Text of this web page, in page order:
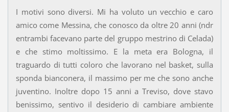
I motivi sono diversi. Mi ha voluto un vecchio e caro
amico come Messina, che conosco da oltre 20 anni (ndr
entrambi facevano parte del gruppo mestrino di Celada)
e che stimo moltissimo. E la meta era Bologna, il
traguardo di tutti coloro che lavorano nel basket, sulla
sponda bianconera, il massimo per me che sono anche
juventino. Inoltre dopo 15 anni a Treviso, dove stavo
benissimo, sentivo il desiderio di cambiare ambiente